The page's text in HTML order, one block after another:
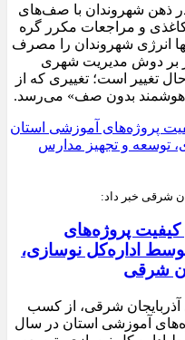
ذهن شهروندان با صف‌های
و مراجعات مکرر گره
انرژی شهروندان را مصرف
بر دوش مدیریت شهری
تغییر است؛ تغییری که از
هوشمند بدون صف» می‌رسد.
شرقی خبر داد:
پروژه‌های
استان در سال ۱۴۰۴ توسط اداره‌کل نوسازی،
شرقی
شرقی، از کسب
آموزشی استان در سال